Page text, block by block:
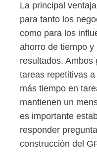
La principal
para tanto los
como para los
ahorro de tiempo
resultados. Ambos
tareas repetitivas
más tiempo en
mantienen un
es importante
responder
construcción del